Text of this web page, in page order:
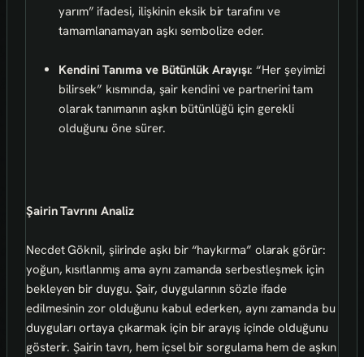
yarım” ifadesi, ilişkinin eksik bir tarafını ve
tamamlanamayan aşkı sembolize eder.
Kendini Tanıma ve Bütünlük Arayışı: “Her şeyimizi
bilirsek” kısmında, şair kendini ve partnerini tam
olarak tanımanın aşkın bütünlüğü için gerekli
olduğunu öne sürer.
Şairin Tavrını Analiz
Necdet Göknil, şiirinde aşkı bir “haykırma” olarak görür:
yoğun, kısıtlanmış ama aynı zamanda serbestleşmek için
bekleyen bir duygu. Şair, duygularının sözle ifade
edilmesinin zor olduğunu kabul ederken, aynı zamanda bu
duyguları ortaya çıkarmak için bir arayış içinde olduğunu
gösterir. Şairin tavrı, hem içsel bir sorgulama hem de aşkın